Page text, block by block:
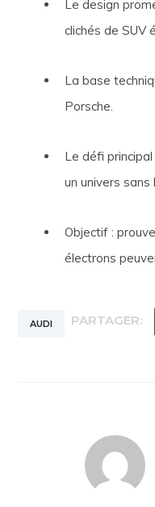
Le design
clichés de SUV
La base
Porsche.
Le défi
un univers sans
Objectif :
électrons
AUDI PARTAGER: